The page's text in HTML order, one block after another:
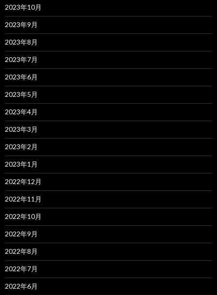
2023年10月
2023年9月
2023年8月
2023年7月
2023年6月
2023年5月
2023年4月
2023年3月
2023年2月
2023年1月
2022年12月
2022年11月
2022年10月
2022年9月
2022年8月
2022年7月
2022年6月